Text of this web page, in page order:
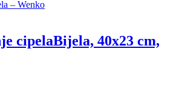
cipelaBijela, 40x23 cm,